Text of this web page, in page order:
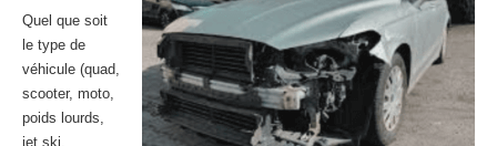
Quel que soit
le type de
véhicule (quad,
scooter, moto,
poids lourds,
jet ski,